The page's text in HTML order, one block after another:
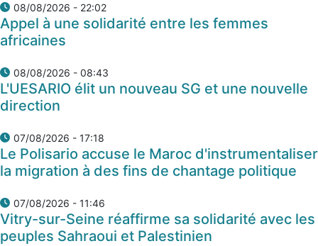
08/08/2026 - 22:02
Appel à une solidarité entre les femmes
africaines
08/08/2026 - 08:43
L'UESARIO élit un nouveau SG et une nouvelle
direction
07/08/2026 - 17:18
Le Polisario accuse le Maroc d'instrumentaliser
la migration à des fins de chantage politique
07/08/2026 - 11:46
Vitry-sur-Seine réaffirme sa solidarité avec les
peuples Sahraoui et Palestinien